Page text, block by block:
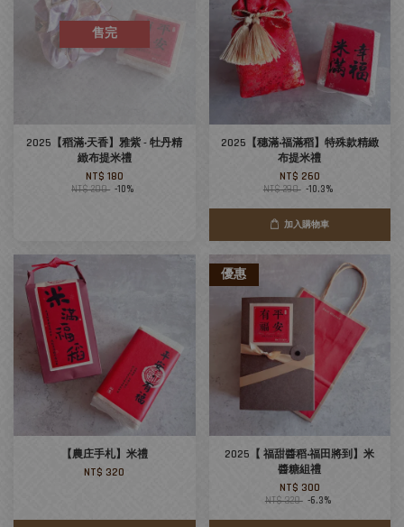
售完
2025【稻滿‧天香】雅紫 - 牡丹精
緻布提米禮
NT$ 180
NT$ 200 -10%
2025【穗滿‧福滿稻】特殊款精緻
布提米禮
NT$ 260
NT$ 290 -10.3%
加入購物車
【農庄手札】米禮
NT$ 320
優惠
2025【 福甜醬稻‧福田將到】米
醬糖組禮
NT$ 300
NT$ 320 -6.3%